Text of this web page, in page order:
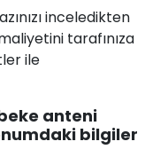
inceledikten
tarafınıza
ile
anteni
bilgiler